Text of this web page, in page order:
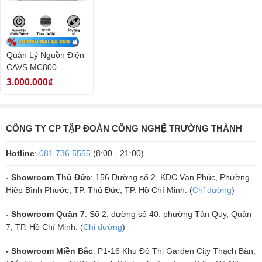
Mặt trước là hệ thống các nút điều chỉnh, núm nguồn, đèn LED màu
cũng được bố trí nổi bật ở mặt trước tăng độ nhận diện cho thương
hiệu. Mặt sau là hệ thống cổng kết nối, đường ra vào tín hiệu cùng
một vài thông số kỹ thuật đảm bảo quá trình phối ghép nhanh chóng,
thuận tiện.
Quản Lý Nguồn Điện
CAVS MC800
3.000.000₫
CÔNG TY CP TẬP ĐOÀN CÔNG NGHỆ TRƯỜNG THÀNH
Hotline: 081.736.5555 (8:00 - 21:00)
- Showroom Thủ Đức: 156 Đường số 2, KDC Vạn Phúc, Phường
Hiệp Bình Phước, TP. Thủ Đức, TP. Hồ Chí Minh. (Chỉ đường)
- Showroom Quận 7: Số 2, đường số 40, phường Tân Quy, Quận
7, TP. Hồ Chí Minh. (Chỉ đường)
- Showroom Miền Bắc: P1-16 Khu Đô Thị Garden City Thạch Bàn,